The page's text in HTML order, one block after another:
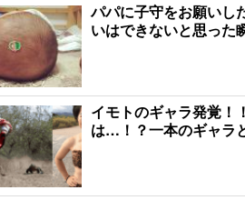
パパに子守をお願い
いはできないと思った
イモトのギャラ発覚！
は…！？一本のギャラ